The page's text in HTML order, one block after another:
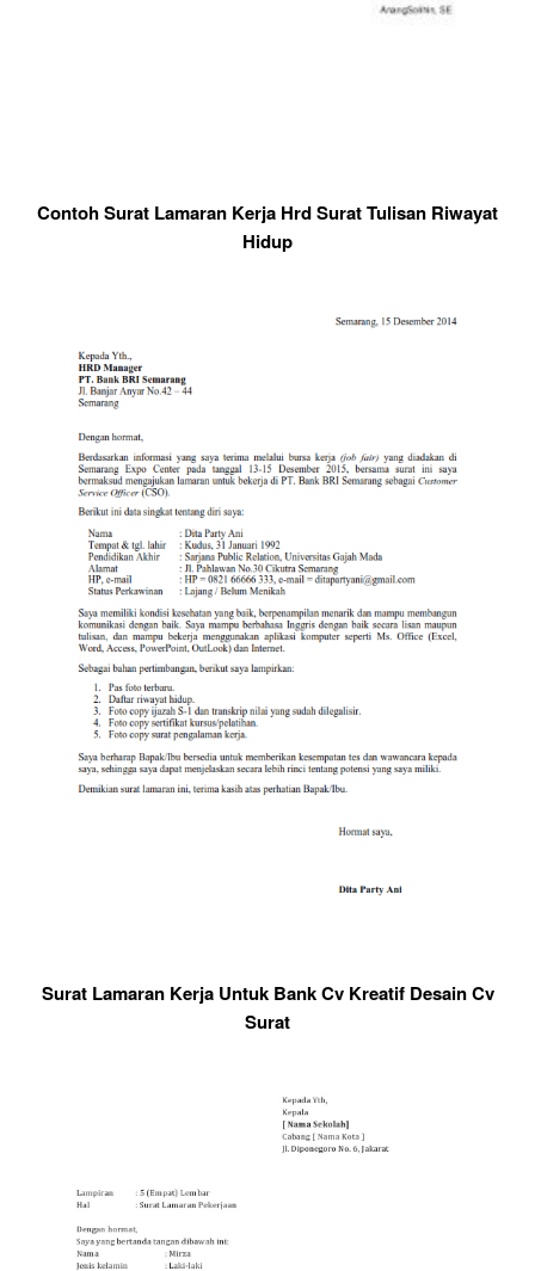
Contoh Surat Lamaran Kerja Hrd Surat Tulisan Riwayat
Hidup
Surat Lamaran Kerja Untuk Bank Cv Kreatif Desain Cv
Surat